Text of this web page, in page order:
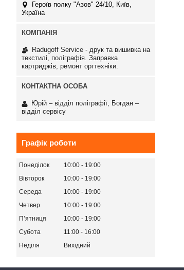
Героїв полку "Азов" 24/10, Київ,
Україна
Radugoff Service - друк та вишивка на
текстилі, поліграфія. Заправка
картриджів, ремонт оргтехніки.
Юрій – відділ поліграфії, Богдан –
відділ сервісу
Графік роботи
Понеділок 10:00
19:00
Вівторок
10:00
19:00
Середа
10:00
19:00
Четвер
10:00
19:00
Пʼятниця
10:00
19:00
Субота
11:00
16:00
Неділя
Вихідний